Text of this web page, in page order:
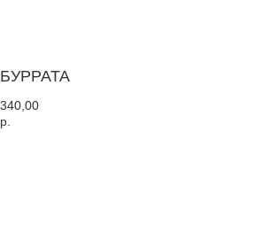
БУРРАТА
340,00
р.